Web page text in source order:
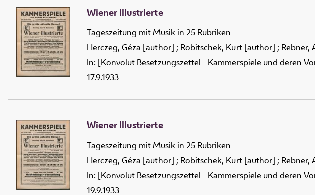
Wiener Illustrierte
Tageszeitung mit Musik in 25 Rubriken
Herczeg, Géza [author] ; Robitschek, Kurt [author] ; Rebner,
In: [Konvolut Besetzungszettel - Kammerspiele und deren
17.9.1933
Wiener Illustrierte
Tageszeitung mit Musik in 25 Rubriken
Herczeg, Géza [author] ; Robitschek, Kurt [author] ; Rebner,
In: [Konvolut Besetzungszettel - Kammerspiele und deren
19.9.1933